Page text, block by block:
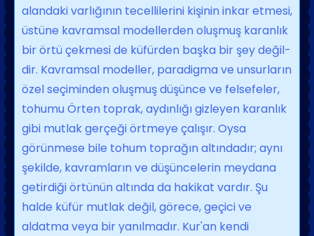
alandaki varlığının tecellilerini kişinin inkar etmesi,
üstüne kavramsal modellerden oluşmuş karanlık
bir örtü çekmesi de küfürden başka bir şey değil­
dir. Kavramsal modeller, paradigma ve unsurların
özel seçiminden oluşmuş dü­şünce ve felsefeler,
tohumu Örten toprak, aydınlığı gizleyen karanlık
gibi mutlak ger­çeği örtmeye çalışır. Oysa
görünmese bi­le tohum toprağın altındadır; aynı
şekil­de, kavramların ve düşüncelerin meyda­na
getirdiği örtünün altında da hakikat vardır. Şu
halde küfür mutlak değil, göre­ce, geçici ve
aldatma veya bir yanılmadır. Kur'an kendi